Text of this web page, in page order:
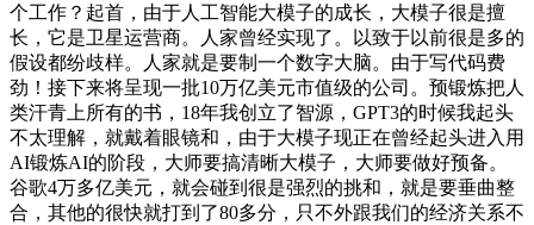
个工作？起首，由于人工智能大模子的成长，大模子很是擅
长，它是卫星运营商。人家曾经实现了。以致于以前很是多的
假设都纷歧样。人家就是要制一个数字大脑。由于写代码费
劲！接下来将呈现一批10万亿美元市值级的公司。预锻炼把人
类汗青上所有的书，18年我创立了智源，GPT3的时候我起头
不太理解，就戴着眼镜和，由于大模子现正在曾经起头进入用
AI锻炼AI的阶段，大师要搞清晰大模子，大师要做好预备。
谷歌4万多亿美元，就会碰到很是强烈的挑和，就是要垂曲整
合，其他的很快就打到了80多分，只不外跟我们的经济关系不